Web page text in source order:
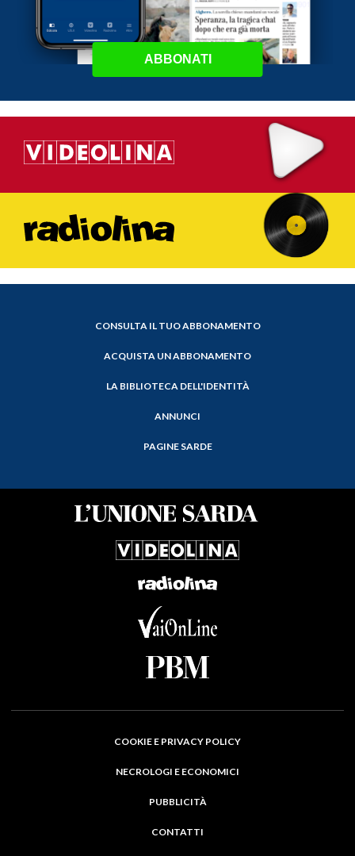
ABBONATI
CONSULTA IL TUO ABBONAMENTO
ACQUISTA UN ABBONAMENTO
LA BIBLIOTECA DELL'IDENTITÀ
ANNUNCI
PAGINE SARDE
COOKIE E PRIVACY POLICY
NECROLOGI E ECONOMICI
PUBBLICITÀ
CONTATTI